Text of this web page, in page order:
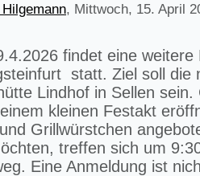
, Mittwoch, 15. April
findet eine weitere
statt. Ziel soll die
Lindhof in Sellen sein.
kleinen Festakt
Grillwürstchen
treffen sich um
Eine Anmeldung ist